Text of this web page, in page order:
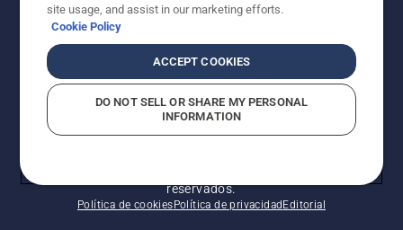
reservados.
Política de cookies Política de privacidad Editorial
site usage, and assist in our marketing efforts.
Cookie Policy
ACCEPT COOKIES
DO NOT SELL OR SHARE MY PERSONAL
INFORMATION